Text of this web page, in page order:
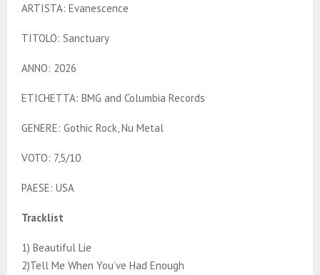
ARTISTA: Evanescence
TITOLO: Sanctuary
ANNO: 2026
ETICHETTA: BMG and Columbia Records
GENERE: Gothic Rock, Nu Metal
VOTO: 7,5/10
PAESE: USA
Tracklist
1) Beautiful Lie
2)Tell Me When You’ve Had Enough